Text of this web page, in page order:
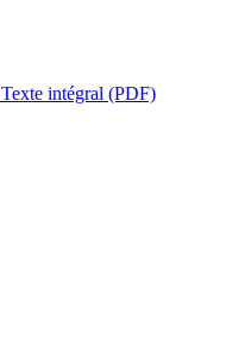
Texte intégral (PDF)